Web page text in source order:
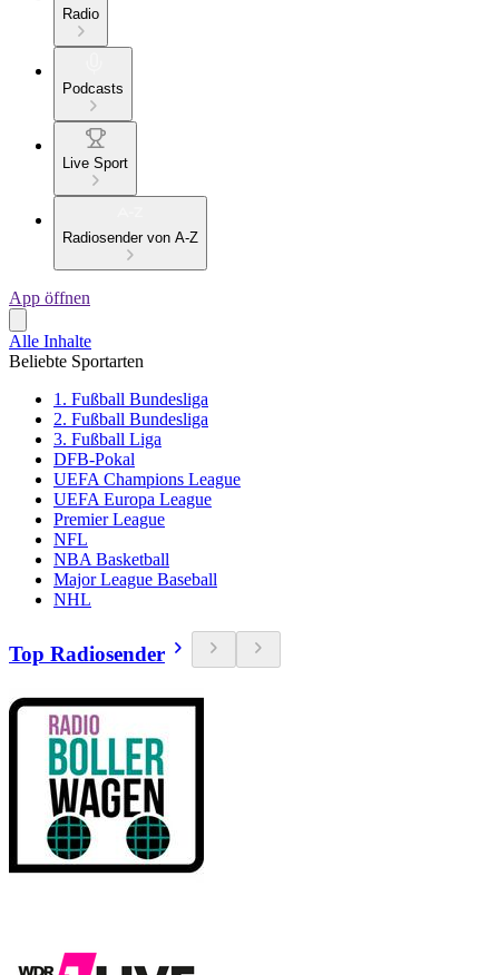
Radio
Podcasts
Live Sport
Radiosender von A-Z
App öffnen
Alle Inhalte
Beliebte Sportarten
1. Fußball Bundesliga
2. Fußball Bundesliga
3. Fußball Liga
DFB-Pokal
UEFA Champions League
UEFA Europa League
Premier League
NFL
NBA Basketball
Major League Baseball
NHL
Top Radiosender